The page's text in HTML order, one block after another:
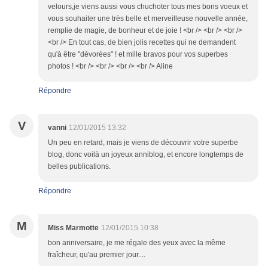
velours,je viens aussi vous chuchoter tous mes bons voeux et
vous souhaiter une très belle et merveilleuse nouvelle année,
remplie de magie, de bonheur et de joie ! <br /> <br /> <br />
<br /> En tout cas, de bien jolis recettes qui ne demandent
qu'à être "dévorées" ! et mille bravos pour vos superbes
photos ! <br /> <br /> <br /> <br /> Aline
Répondre
V vanni 12/01/2015 13:32
Un peu en retard, mais je viens de découvrir votre superbe
blog, donc voilà un joyeux anniblog, et encore longtemps de
belles publications.
Répondre
M Miss Marmotte 12/01/2015 10:38
bon anniversaire, je me régale des yeux avec la même
fraîcheur, qu'au premier jour....